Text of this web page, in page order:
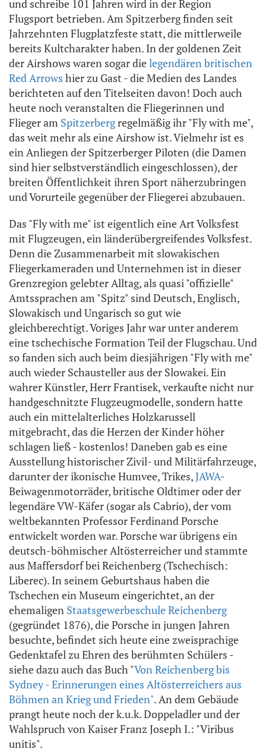
und schreibe 101 Jahren wird in der Region
Flugsport betrieben. Am Spitzerberg finden seit
Jahrzehnten Flugplatzfeste statt, die mittlerweile
bereits Kultcharakter haben. In der goldenen Zeit
der Airshows waren sogar dielegendären britischen
Red Arrows hier zu Gast - die Medien des Landes
berichteten auf den Titelseiten davon! Doch auch
heute noch veranstalten die Fliegerinnen und
Flieger am Spitzerbergregelmäßig ihr "Fly with me",
das weit mehr als eine Airshow ist. Vielmehr ist es
ein Anliegen der Spitzerberger Piloten (die Damen
sind hier selbstverständlich eingeschlossen), der
breiten Öffentlichkeit ihren Sport näherzubringen
und Vorurteile gegenüber der Fliegerei abzubauen.
Das "Fly with me" ist eigentlich eine Art Volksfest
mit Flugzeugen, ein länderübergreifendes Volksfest.
Denn die Zusammenarbeit mit slowakischen
Fliegerkameraden und Unternehmen ist in dieser
Grenzregion gelebter Alltag, als quasi "offizielle"
Amtssprachen am "Spitz" sind Deutsch, Englisch,
Slowakisch und Ungarisch so gut wie
gleichberechtigt. Voriges Jahr war unter anderem
eine tschechische Formation Teil der Flugschau. Und
so fanden sich auch beim diesjährigen "Fly with me"
auch wieder Schausteller aus der Slowakei. Ein
wahrer Künstler, Herr Frantisek, verkaufte nicht nur
handgeschnitzte Flugzeugmodelle, sondern hatte
auch ein mittelalterliches Holzkarussell
mitgebracht, das die Herzen der Kinder höher
schlagen ließ - kostenlos! Daneben gab es eine
Ausstellung historischer Zivil- und Militärfahrzeuge,
darunter der ikonische Humvee, Trikes,JAWA-
Beiwagenmotorräder, britische Oldtimer oder der
legendäre VW-Käfer (sogar als Cabrio), der vom
weltbekannten Professor Ferdinand Porsche
entwickelt worden war. Porsche war übrigens ein
deutsch-böhmischer Altösterreicher und stammte
aus Maffersdorf bei Reichenberg (Tschechisch:
Liberec). In seinem Geburtshaus haben die
Tschechen ein Museum eingerichtet, an der
ehemaligen Staatsgewerbeschule Reichenberg
(gegründet 1876), die Porsche in jungen Jahren
besuchte, befindet sich heute eine zweisprachige
Gedenktafel zu Ehren des berühmten Schülers -
siehe dazu auch das Buch "Von Reichenberg bis
Sydney - Erinnerungen eines Altösterreichers aus
Böhmen an Krieg und Frieden". An dem Gebäude
prangt heute noch der k.u.k. Doppeladler und der
Wahlspruch von Kaiser Franz Joseph I.: "Viribus
unitis".